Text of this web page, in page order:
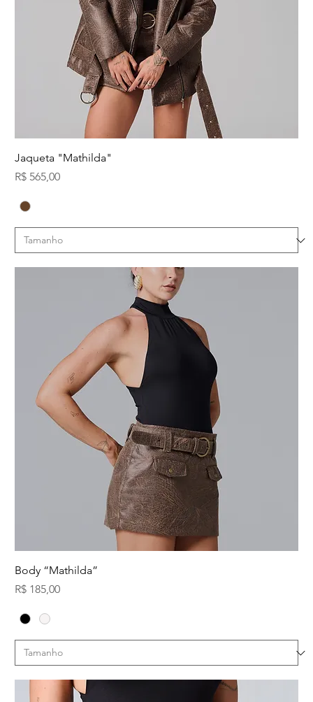
Jaqueta "Mathilda"
Preço
R$ 565,00
Body “Mathilda”
Preço
R$ 185,00